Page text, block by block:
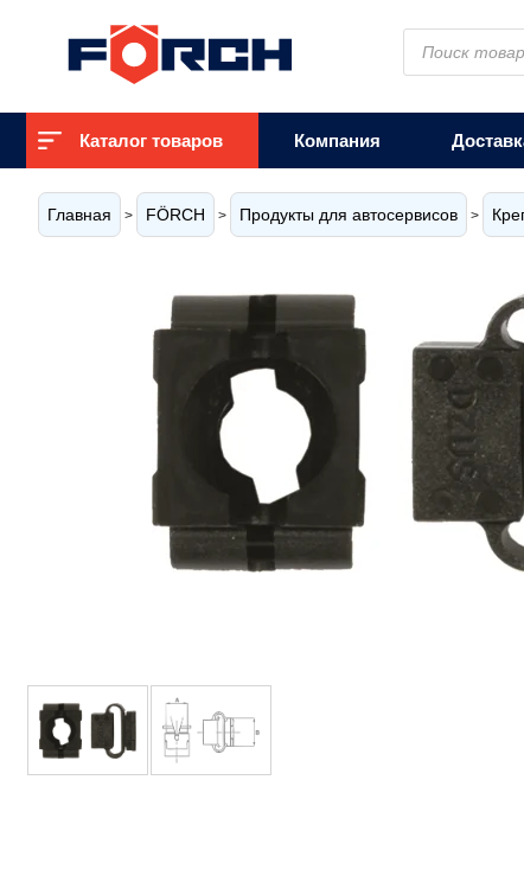
Поиск
товаров
Каталог товаров Компания
Главная > FÖRCH > Продукты для автосервисов >